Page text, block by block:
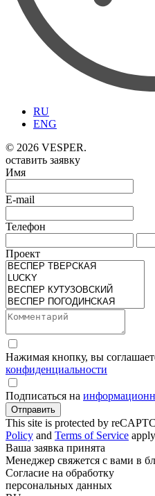
RU
ENG
© 2026 VESPER.
оставить заявку
Имя
E-mail
Телефон
Проект
Нажимая кнопку, вы
конфиденциальности
Подписаться на
Отправить
This site is protected by
Policy and Terms of Service
Ваша заявка принята
Менеджер свяжется с вами в
Согласие на обработку
персональных данных